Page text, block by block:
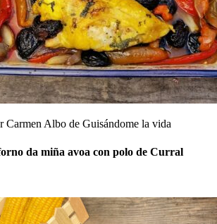
Carmen Albo de Guisándome la vida
da miña avoa con polo de Curral